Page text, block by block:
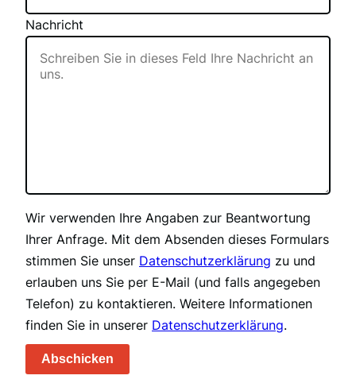
Nachricht
Wir verwenden Ihre Angaben zur Beantwortung
Ihrer Anfrage. Mit dem Absenden dieses Formulars
stimmen Sie unser Datenschutzerklärung zu und
erlauben uns Sie per E-Mail (und falls angegeben
Telefon) zu kontaktieren. Weitere Informationen
finden Sie in unserer Datenschutzerklärung.
Abschicken